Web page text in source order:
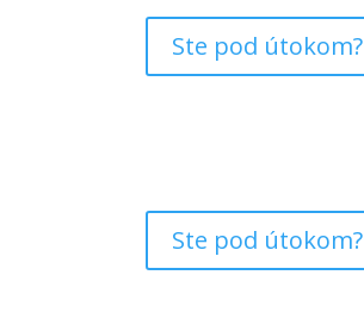
Ste pod útokom?
Ste pod útokom?